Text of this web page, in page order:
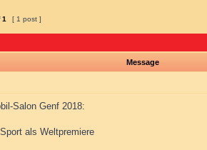
1 [ 1 post ]
Message
Salon Genf 2018:
als Weltpremiere